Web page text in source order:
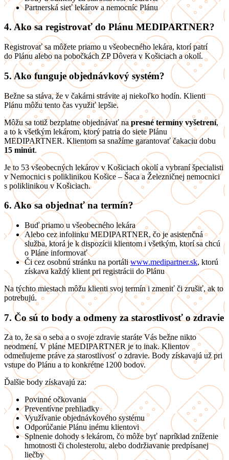
Partnerská sieť lekárov a nemocníc Plánu
4. Ako sa registrovať do Plánu MEDIPARTNER?
Registrovať sa môžete priamo u všeobecného lekára, ktorí patrí
do Plánu alebo na pobočkách ZP Dôvera v Košiciach a okolí.
5. Ako funguje objednávkový systém?
Bežne sa stáva, že v čakárni strávite aj niekoľko hodín. Klienti
Plánu môžu tento čas využiť lepšie.
Môžu sa totiž bezplatne objednávať na presné termíny vyšetrení,
a to k všetkým lekárom, ktorý patria do siete Plánu
MEDIPARTNER. Klientom sa snažíme garantovať čakaciu dobu
15 minút.
Je to 53 všeobecných lekárov v Košiciach okolí a vybraní špecialisti
v Nemocnici s poliklinikou Košice – Šaca a Železničnej nemocnici
s poliklinikou v Košiciach.
6. Ako sa objednať na termín?
Buď priamo u všeobecného lekára
Alebo cez infolinku MEDIPARTNER, čo je asistenčná
služba, ktorá je k dispozícii klientom i všetkým, ktorí sa chcú
o Pláne informovať
Či cez osobnú stránku na portáliwww.medipartner.sk, ktorú
získava každý klient pri registrácii do Plánu
Na týchto miestach môžu klienti svoj termín i zmeniť či zrušiť, ak to
potrebujú.
7. Čo sú to body a odmeny za starostlivosť o zdravie
Za to, že sa o seba a o svoje zdravie staráte Vás bežne nikto
neodmení. V pláne MEDIPARTNER je to inak. Klientov
odmeňujeme práve za starostlivosť o zdravie. Body získavajú už pri
vstupe do Plánu a to konkrétne 1200 bodov.
Ďalšie body získavajú za:
Povinné očkovania
Preventívne prehliadky
Využívanie objednávkového systému
Odporúčanie Plánu inému klientovi
Splnenie dohody s lekárom, čo môže byť napríklad zníženie
hmotnosti či cholesterolu, alebo dodržiavanie predpísanej
liečby